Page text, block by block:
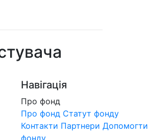
Навігація
Про фонд
Про фонд Статут фонду
Контакти Партнери Допомогти
фонду